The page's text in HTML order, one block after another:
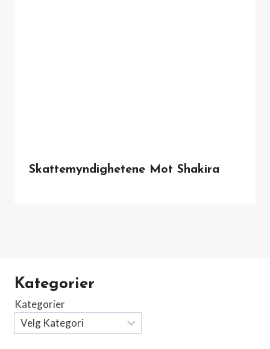
Skattemyndighetene Mot Shakira
Kategorier
Kategorier